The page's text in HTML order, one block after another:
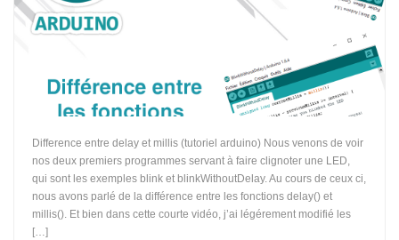
Difference entre delay et millis (tutoriel arduino) Nous venons de voir
nos deux premiers programmes servant à faire clignoter une LED,
qui sont les exemples blink et blinkWithoutDelay. Au cours de ceux ci,
nous avons parlé de la différence entre les fonctions delay() et
millis(). Et bien dans cette courte vidéo, j’ai légérement modifié les
[…]